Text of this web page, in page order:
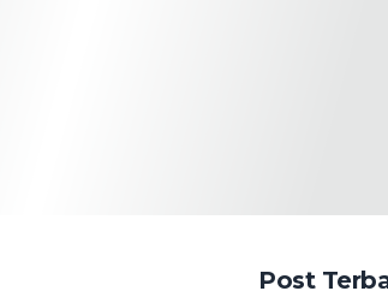
Post